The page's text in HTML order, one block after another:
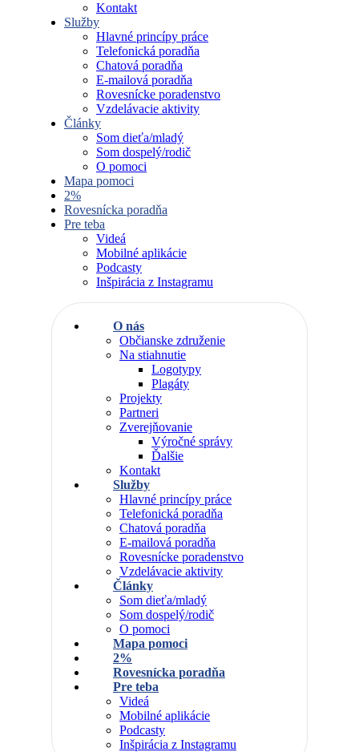
Kontakt
Služby
Hlavné princípy práce
Telefonická poradňa
Chatová poradňa
E-mailová poradňa
Rovesnícke poradenstvo
Vzdelávacie aktivity
Články
Som dieťa/mladý
Som dospelý/rodič
O pomoci
Mapa pomoci
2%
Rovesnícka poradňa
Pre teba
Videá
Mobilné aplikácie
Podcasty
Inšpirácia z Instagramu
O nás
Občianske združenie
Na stiahnutie
Logotypy
Plagáty
Projekty
Partneri
Zverejňovanie
Výročné správy
Ďalšie
Kontakt
Služby
Hlavné princípy práce
Telefonická poradňa
Chatová poradňa
E-mailová poradňa
Rovesnícke poradenstvo
Vzdelávacie aktivity
Články
Som dieťa/mladý
Som dospelý/rodič
O pomoci
Mapa pomoci
2%
Rovesnícka poradňa
Pre teba
Videá
Mobilné aplikácie
Podcasty
Inšpirácia z Instagramu